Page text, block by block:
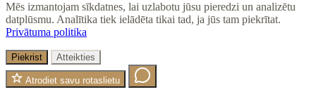
Mēs izmantojam sīkdatnes, lai uzlabotu jūsu pieredzi un analizētu
datplūsmu. Analītika tiek ielādēta tikai tad, ja jūs tam piekrītat.
Privātuma politika
Piekrist Atteikties
Atrodiet savu rotaslietu